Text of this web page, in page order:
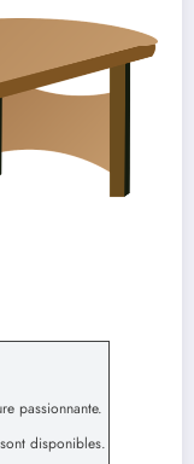
passionnante.
sont disponibles.